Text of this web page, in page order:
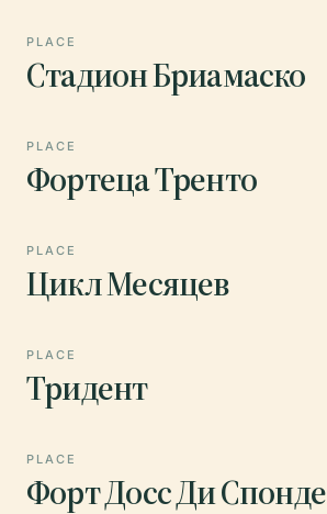
PLACE
Стадион Бриамаско
PLACE
Фортеца Тренто
PLACE
Цикл Месяцев
PLACE
Тридент
PLACE
Форт Досс Ди Спонде